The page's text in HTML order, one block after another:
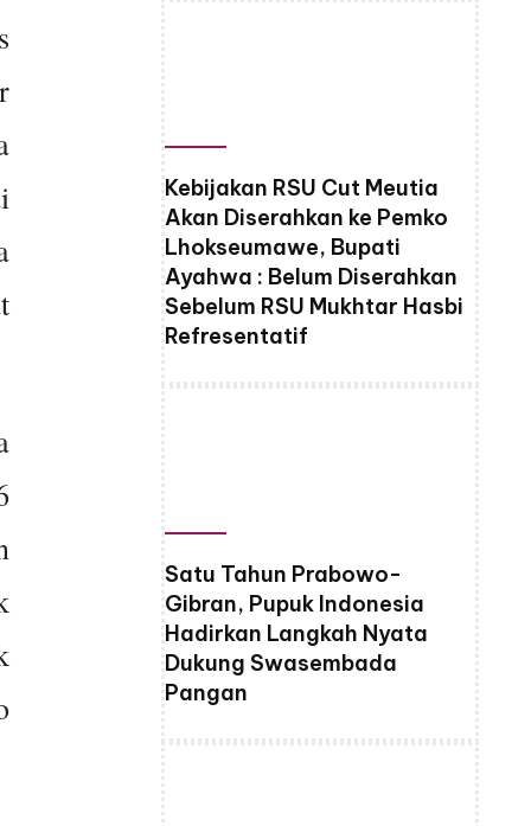
Kebijakan RSU Cut Meutia
Akan Diserahkan ke Pemko
Lhokseumawe, Bupati
Ayahwa : Belum Diserahkan
Sebelum RSU Mukhtar Hasbi
Refresentatif
Satu Tahun Prabowo-
Gibran, Pupuk Indonesia
Hadirkan Langkah Nyata
Dukung Swasembada
Pangan